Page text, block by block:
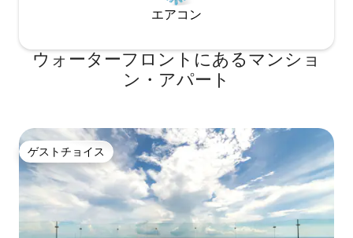
エアコン
ウォーターフロントにあるマンショ
ン・アパート
ゲストチョイス
ゲストチョイス